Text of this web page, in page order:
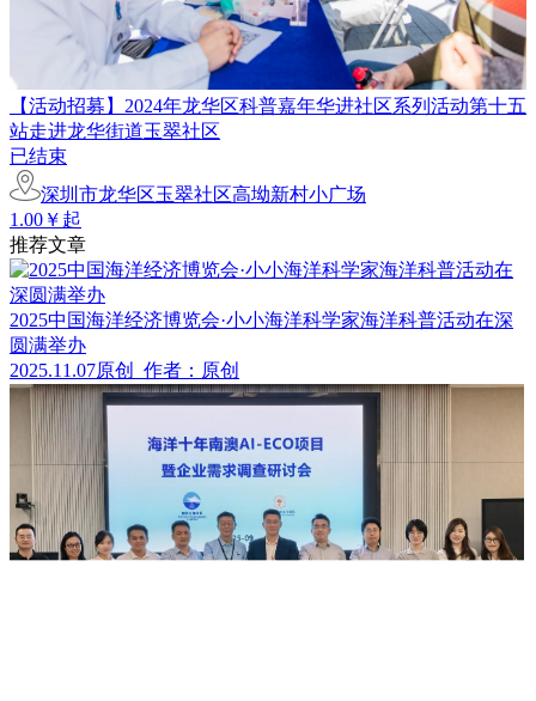
【活动招募】2024年龙华区科普嘉年华进社区系列活动第十五
站走进龙华街道玉翠社区
已结束
深圳市龙华区玉翠社区高坳新村小广场
1.00￥起
推荐文章
2025中国海洋经济博览会·小小海洋科学家海洋科普活动在深
圆满举办
2025.11.07原创 作者：原创